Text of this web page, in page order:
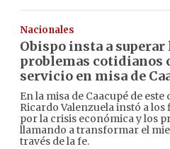
Nacionales
Obispo insta a superar
problemas cotidianos
servicio en misa de
En la misa de Caacupé de
Ricardo Valenzuela instó a
por la crisis económica y los
llamando a transformar el
través de la fe.